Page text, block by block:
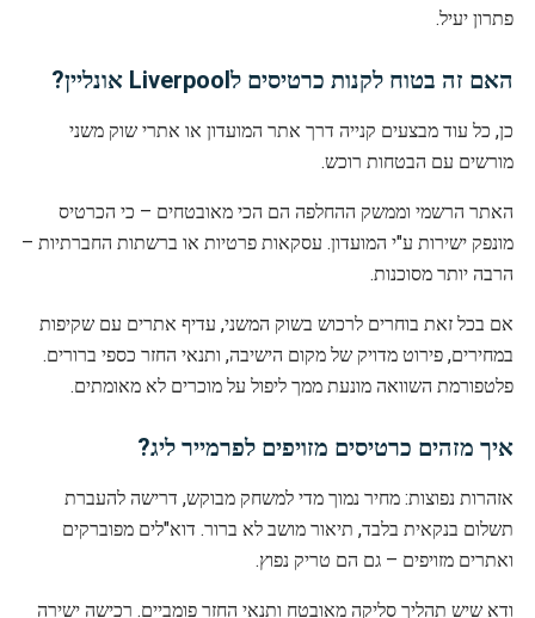
פתרון יעיל.
האם זה בטוח לקנות כרטיסים לLiverpool אונליין?
כן, כל עוד מבצעים קנייה דרך אתר המועדון או אתרי שוק משני
מורשים עם הבטחות רוכש.
האתר הרשמי וממשק ההחלפה הם הכי מאובטחים – כי הכרטיס
מונפק ישירות ע"י המועדון. עסקאות פרטיות או ברשתות החברתיות –
הרבה יותר מסוכנות.
אם בכל זאת בוחרים לרכוש בשוק המשני, עדיף אתרים עם שקיפות
במחירים, פירוט מדויק של מקום הישיבה, ותנאי החזר כספי ברורים.
פלטפורמת השוואה מונעת ממך ליפול על מוכרים לא מאומתים.
איך מזהים כרטיסים מזויפים לפרמייר ליג?
אזהרות נפוצות: מחיר נמוך מדי למשחק מבוקש, דרישה להעברת
תשלום בנקאית בלבד, תיאור מושב לא ברור. דוא"לים מפוברקים
ואתרים מזויפים – גם הם טריק נפוץ.
ודא שיש תהליך סליקה מאובטח ותנאי החזר פומביים. רכישה ישירה